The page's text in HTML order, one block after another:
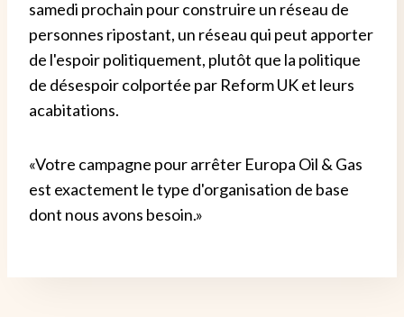
samedi prochain pour construire un réseau de
personnes ripostant, un réseau qui peut apporter
de l'espoir politiquement, plutôt que la politique
de désespoir colportée par Reform UK et leurs
acabitations.
«Votre campagne pour arrêter Europa Oil & Gas
est exactement le type d'organisation de base
dont nous avons besoin.»